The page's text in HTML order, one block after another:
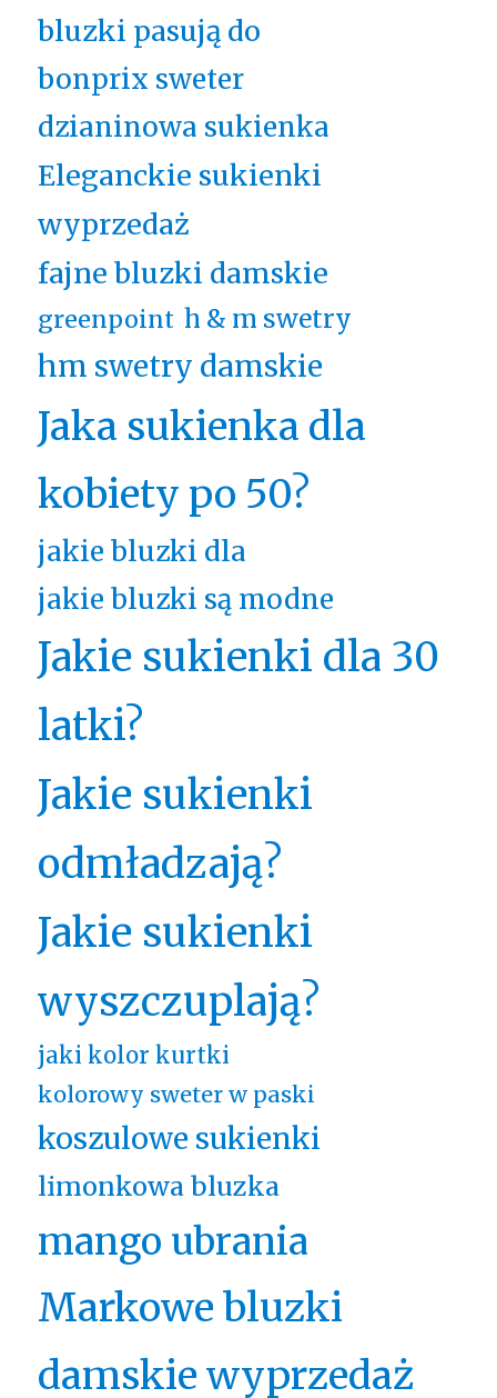
bluzki pasują do
bonprix sweter
dzianinowa sukienka
Eleganckie sukienki
wyprzedaż
fajne bluzki damskie
greenpoint h & m swetry
hm swetry damskie
Jaka sukienka dla
kobiety po 50?
jakie bluzki dla
jakie bluzki są modne
Jakie sukienki dla 30
latki?
Jakie sukienki
odmładzają?
Jakie sukienki
wyszczuplają?
jaki kolor kurtki
kolorowy sweter w paski
koszulowe sukienki
limonkowa bluzka
mango ubrania
Markowe bluzki
damskie wyprzedaż